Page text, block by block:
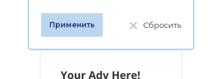
Применить Сбросить